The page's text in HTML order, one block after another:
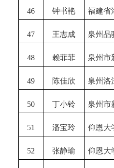
46 钟书艳 福建省
47 王志成 泉州品
48 赖菲菲 泉州市
49 陈佳欣 泉州洛
50 丁小铃 泉州市
51 潘宝玲 仰恩大
52 张静瑜 仰恩大